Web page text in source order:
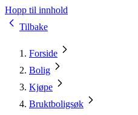
Hopp til innhold
Tilbake
Forside
Bolig
Kjøpe
Bruktboligsøk